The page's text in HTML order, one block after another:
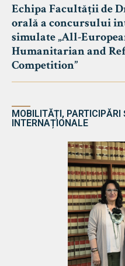
Echipa Facultății de
orală a concursului
simulate „All-
Humanitarian and
Competition”
MOBILITĂȚI, PARTICIPĂRI
INTERNAȚIONALE